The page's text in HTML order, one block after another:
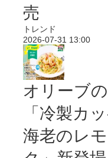
売
トレンド
2026-07-31 13:00
オリーブ
「冷製カ
海老のレ